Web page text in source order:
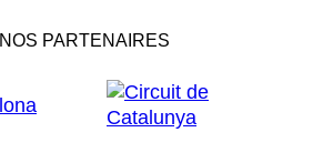
NOS PARTENAIRES